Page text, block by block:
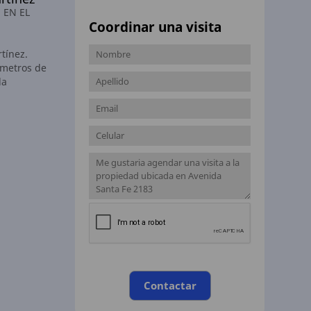
EL
de
Coordinar una visita
Contactar